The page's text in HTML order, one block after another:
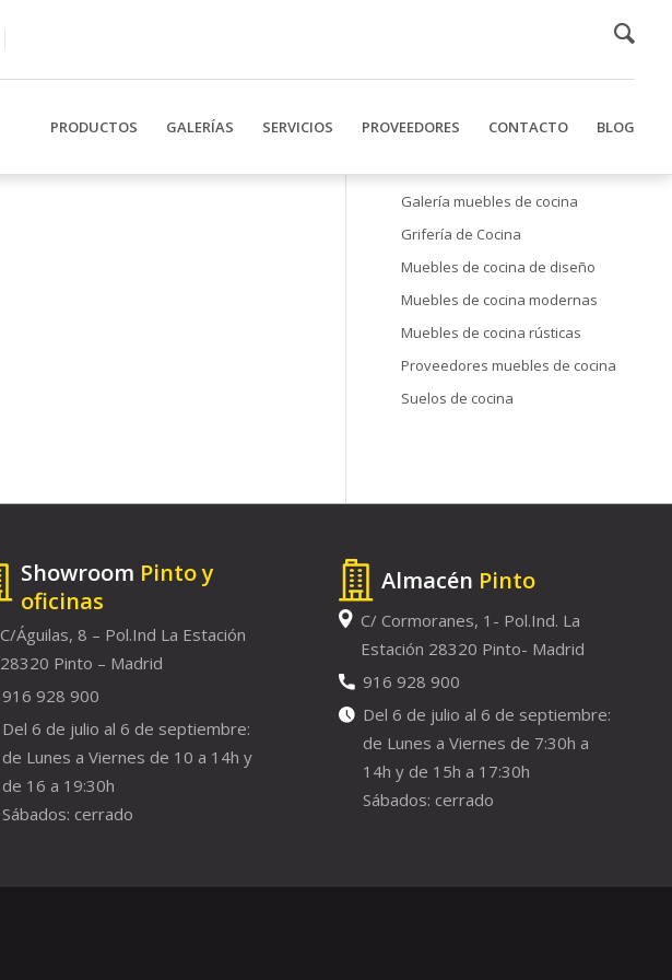
PRODUCTOS GALERÍAS SERVICIOS PROVEEDORES CONTACTO BLOG
Galería muebles de cocina
Grifería de Cocina
Muebles de cocina de diseño
Muebles de cocina modernas
Muebles de cocina rústicas
Proveedores muebles de cocina
Suelos de cocina
Showroom Pinto y
oficinas
C/Águilas, 8 – Pol.Ind La Estación
28320 Pinto – Madrid
916 928 900
Del 6 de julio al 6 de septiembre:
de Lunes a Viernes de 10 a 14h y
de 16 a 19:30h
Sábados: cerrado
Almacén Pinto
C/ Cormoranes, 1- Pol.Ind. La
Estación 28320 Pinto- Madrid
916 928 900
Del 6 de julio al 6 de septiembre:
de Lunes a Viernes de 7:30h a
14h y de 15h a 17:30h
Sábados: cerrado